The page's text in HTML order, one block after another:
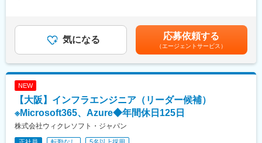
課長、7級が部長、8級が本部長です。
■当社について
・当社は、WITSを親会社に持ち、全世界の社員合わせると10,000
界での業務ノウハウが豊富な上、グローバル企業である利点を活
かし、中国大陸でのオフショア開発に豊富な経験と実績がありま
変更の範囲：会社の定める業務
手企業）向け業務システム開発をお任せします。
・開発言語等：Java、C#等によるwebベースのシステム
・担当職務：要件定義、基本・詳細設計、開発、テスト等、上流
から下流まで一連の開発業務に携わることが可能です。※案件の7
割程度が詳細・基本設計で上流工程からの一括請負が全体の3割程
・作業現場：大阪市内・千里中央等のアクセス良い場所がほとん
どです。プロジェクトも1年～2年程度の長期のものや、継続案件
を頂戴することも多いので、常駐先を転々とすることは少ないで
す。
※作業現場の決定においては、通勤時間等に配慮しております。
ます。月給(月額)は固定手当を含めた表記です。
気になる 応募依頼する
（エージェントサービス）
NEW
【大阪】インフラエンジニア（リーダー候補）
※Microsoft365、Azure◆年間休日125日
株式会社ウィクレソフト・ジャパン